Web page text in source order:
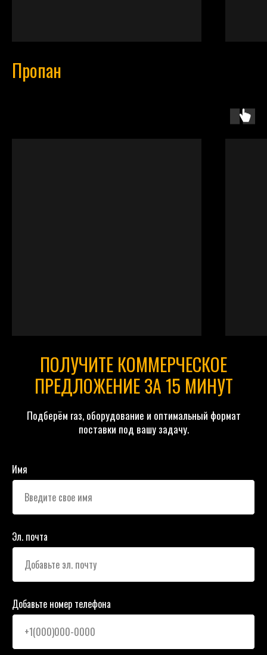
Пропан
ПОЛУЧИТЕ КОММЕРЧЕСКОЕ
ПРЕДЛОЖЕНИЕ ЗА 15 МИНУТ
Подберём газ, оборудование и оптимальный формат
поставки под вашу задачу.
Имя
Эл. почта
Добавьте номер телефона